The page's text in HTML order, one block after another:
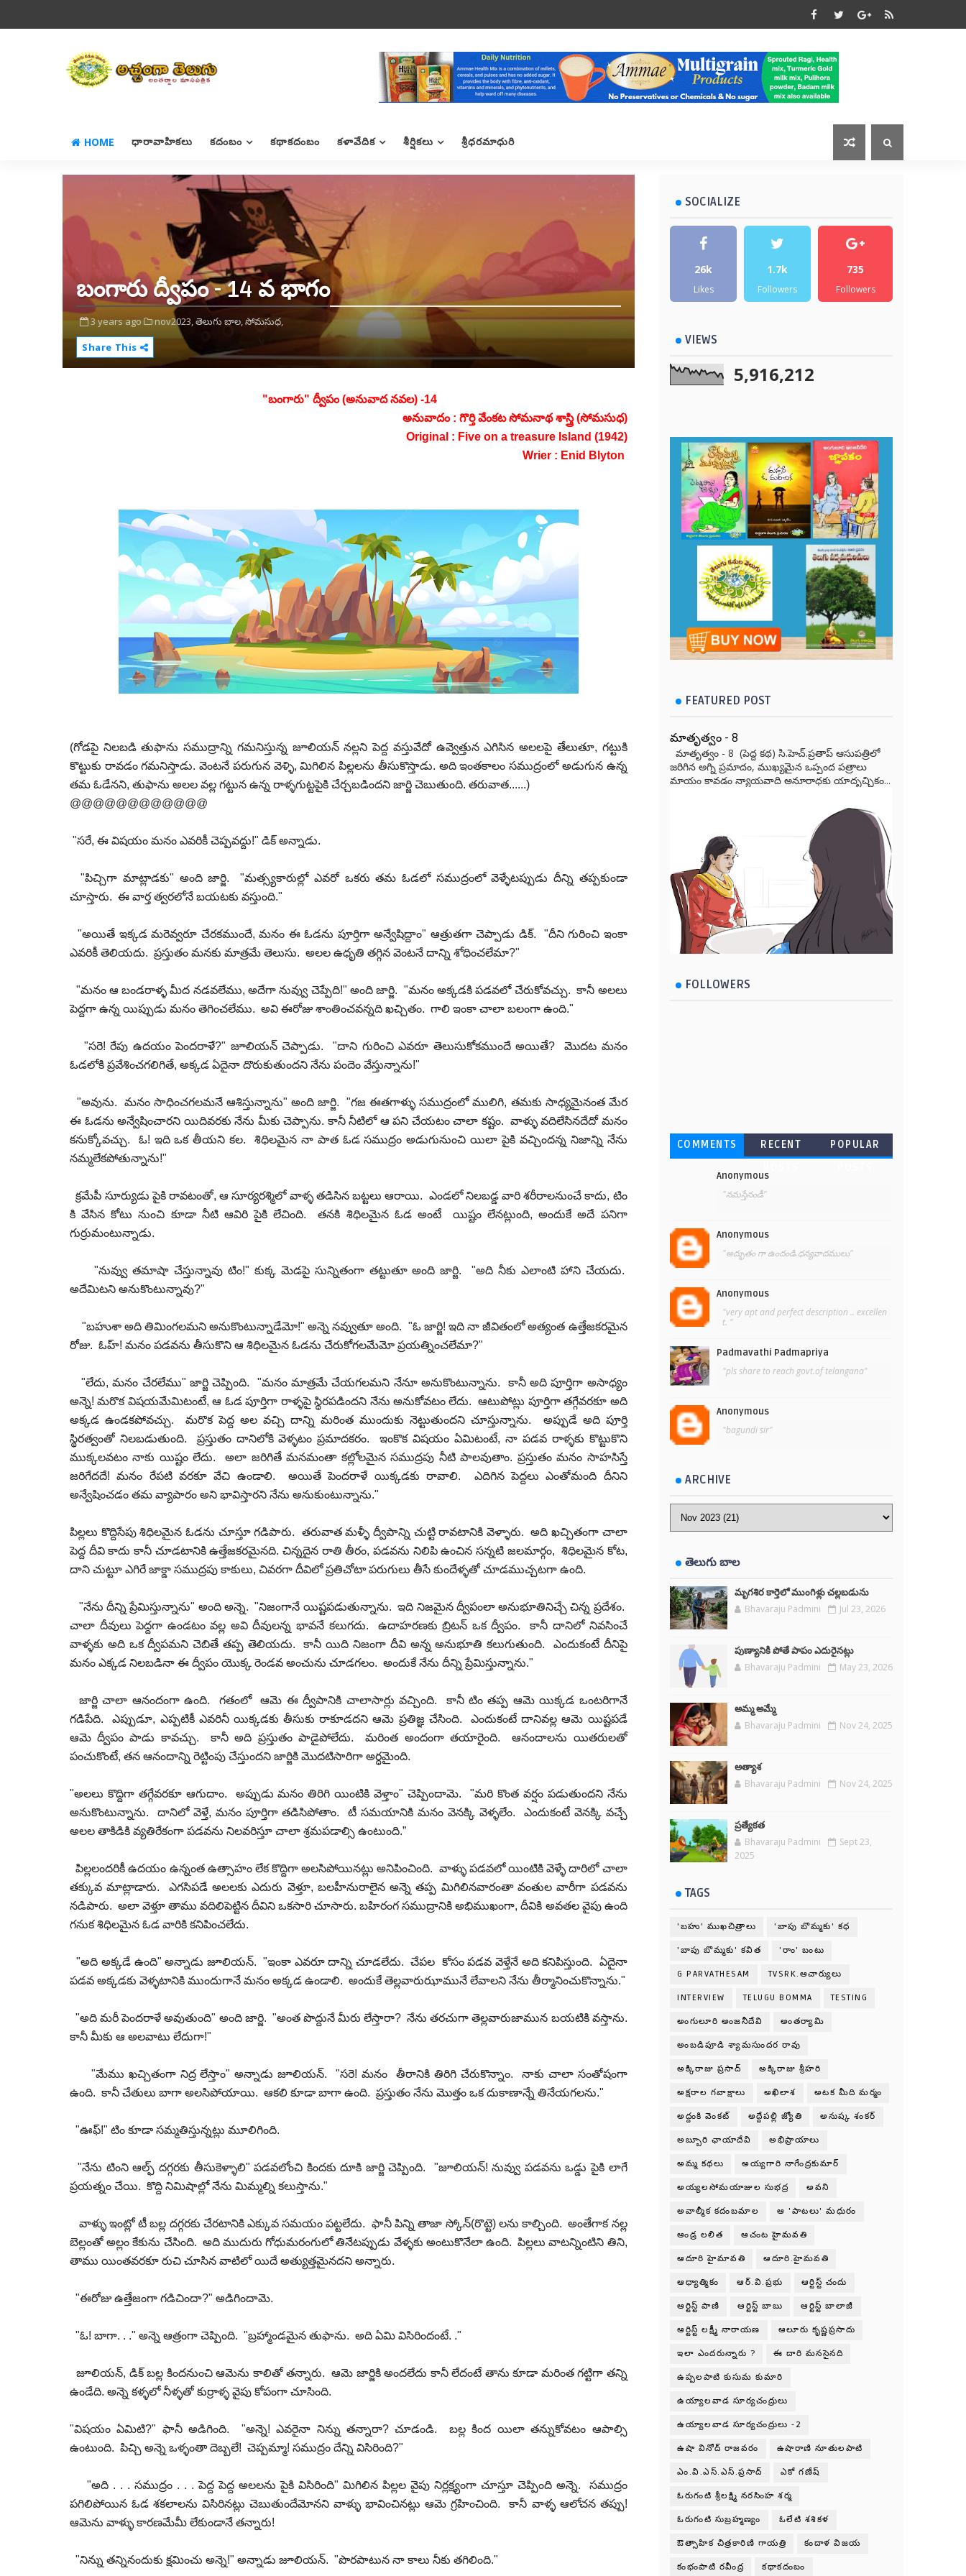
HOME ధారావాహికలు కదంబం కథాకదంబం కళావేదిక శీర్షికలు శ్రీధరమాధురి
బంగారు ద్వీపం - 14 వ భాగం
3 years ago nov2023,తెలుగు బాల,సోమసుధ,
Share This
"బంగారు" ద్వీపం (అనువాద నవల) -14
అనువాదం : గొర్తి వేంకట సోమనాథ శాస్త్రి (సోమసుధ)
Original : Five on a treasure Island (1942)
Wrier : Enid Blyton
(గోడపై నిలబడి తుఫాను సముద్రాన్ని గమనిస్తున్న జూలియన్ నల్లని పెద్ద వస్తువేదో ఉవ్వెత్తున ఎగిసిన అలలపై తేలుతూ, గట్టుకి
కొట్టుకు రావడం గమనిస్తాడు. వెంటనే పరుగున వెళ్ళి, మిగిలిన పిల్లలను తీసుకొస్తాడు. అది ఇంతకాలం సముద్రంలో అడుగున ఉన్న
తమ ఓడేనని, తుఫాను అలల వల్ల గట్టున ఉన్న రాళ్ళగుట్టపైకి చేర్చబడిందని జార్జి చెబుతుంది. తరువాత......)
@@@@@@@@@@@@
"సరే, ఈ విషయం మనం ఎవరికీ చెప్పవద్దు!" డిక్ అన్నాడు.
"పిచ్చిగా మాట్లాడకు" అంది జార్జి. "మత్స్యకారుల్లో ఎవరో ఒకరు తమ ఓడలో సముద్రంలో వెళ్ళేటప్పుడు దీన్ని తప్పకుండా
చూస్తారు. ఈ వార్త త్వరలోనే బయటకు వస్తుంది."
"అయితే ఇక్కడ మరెవ్వరూ చేరకముందే, మనం ఈ ఓడను పూర్తిగా అన్వేషిద్దాం" ఆత్రుతగా చెప్పాడు డిక్. "దీని గురించి ఇంకా
ఎవరికీ తెలియదు. ప్రస్తుతం మనకు మాత్రమే తెలుసు. అలల ఉధృతి తగ్గిన వెంటనే దాన్ని శోధించలేమా?"
"మనం ఆ బండరాళ్ళ మీద నడవలేము, అదేగా నువ్వు చెప్పేది!" అంది జార్జి. "మనం అక్కడకి పడవలో చేరుకోవచ్చు. కానీ అలలు
పెద్దగా ఉన్న యిప్పుడు మనం తెగించలేము. అవి ఈరోజు శాంతించవన్నది ఖచ్చితం. గాలి ఇంకా చాలా బలంగా ఉంది."
"సరె! రేపు ఉదయం పెందరాళే?" జూలియన్ చెప్పాడు. "దాని గురించి ఎవరూ తెలుసుకోకముందే అయితే? మొదట మనం
ఓడలోకి ప్రవేశించగలిగితే, అక్కడ ఏదైనా దొరుకుతుందని నేను పందెం వేస్తున్నాను!"
"అవును. మనం సాధించగలమనే ఆశిస్తున్నాను" అంది జార్జి. "గజ ఈతగాళ్ళు సముద్రంలో ములిగి, తమకు సాధ్యమైనంత మేర
ఈ ఓడను అన్వేషించారని యిదివరకు నేను మీకు చెప్పాను. కానీ నీటిలో ఆ పని చేయటం చాలా కష్టం. వాళ్ళు వదిలేసినదేదో మనం
కనుక్కోవచ్చు. ఓ! ఇది ఒక తీయని కల. శిధిలమైన నా పాత ఓడ సముద్రం అడుగునుంచి యిలా పైకి వచ్చిందన్న నిజాన్ని నేను
నమ్మలేకపోతున్నాను!"
క్రమేపీ సూర్యుడు పైకి రావటంతో, ఆ సూర్యరశ్మిలో వాళ్ళ తడిసిన బట్టలు ఆరాయి. ఎండలో నిలబడ్డ వారి శరీరాలనుంచే కాదు, టిం
కి వేసిన కోటు నుంచి కూడా నీటి ఆవిరి పైకి లేచింది. తనకి శిధిలమైన ఓడ అంటే యిష్టం లేనట్లుంది, అందుకే అదే పనిగా
గుర్రుమంటున్నాడు.
"నువ్వు తమాషా చేస్తున్నావు టిం!" కుక్క మెడపై సున్నితంగా తట్టుతూ అంది జార్జి. "అది నీకు ఎలాంటి హాని చేయదు.
అదేమిటని అనుకొంటున్నావు?"
"బహుశా అది తిమింగలమని అనుకొంటున్నాడేమో!" అన్నె నవ్వుతూ అంది. "ఓ జార్జి! ఇది నా జీవితంలో అత్యంత ఉత్తేజకరమైన
రోజు. ఓహ్! మనం పడవను తీసుకొని ఆ శిధిలమైన ఓడను చేరుకోగలమేమో ప్రయత్నించలేమా?"
"లేదు, మనం చేరలేము" జార్జి చెప్పింది. "మనం మాత్రమే చేయగలమని నేనూ అనుకొంటున్నాను. కానీ అది పూర్తిగా అసాధ్యం
అన్నె! మరొక విషయమేమిటంటే, ఆ ఓడ పూర్తిగా రాళ్ళపై స్థిరపడిందని నేను అనుకోవటం లేదు. ఆటుపోట్లు పూర్తిగా తగ్గేవరకూ అది
అక్కడ ఉండకపోవచ్చు. మరొక పెద్ద అల వచ్చి దాన్ని మరింత ముందుకు నెట్టుతుందని చూస్తున్నాను. అప్పుడే అది పూర్తి
స్థిరత్వంతో నిలబడుతుంది. ప్రస్తుతం దానిలోకి వెళ్ళటం ప్రమాదకరం. ఇంకొక విషయం ఏమిటంటే, నా పడవ రాళ్ళకు కొట్టుకొని
ముక్కలవటం నాకు యిష్టం లేదు. అలా జరిగితే మనమంతా కల్లోలమైన సముద్రపు నీటి పాలవుతాం. ప్రస్తుతం మనం సాహసిస్తే
జరిగేదదే! మనం రేపటి వరకూ వేచి ఉండాలి. అయితే పెందరాళే యిక్కడకు రావాలి. ఎదిగిన పెద్దలు ఎంతోమంది దీనిని
అన్వేషించడం తమ వ్యాపారం అని భావిస్తారని నేను అనుకుంటున్నాను."
పిల్లలు కొద్దిసేపు శిధిలమైన ఓడను చూస్తూ గడిపారు. తరువాత మళ్ళీ ద్వీపాన్ని చుట్టి రావటానికి వెళ్ళారు. అది ఖచ్చితంగా చాలా
పెద్ద దీవి కాదు కానీ చూడటానికి ఉత్తేజకరమైనది. చిన్నదైన రాతి తీరం, పడవను నిలిపి ఉంచిన సన్నటి జలమార్గం, శిధిలమైన కోట,
దాని చుట్టూ ఎగిరే జాక్డా సముద్రపు కాకులు, చివరగా దీవిలో ప్రతిచోటా పరుగులు తీసే కుందేళ్ళతో చూడముచ్చటగా ఉంది.
"నేను దీన్ని ప్రేమిస్తున్నాను" అంది అన్నె. "నిజంగానే యిష్టపడుతున్నాను. ఇది నిజమైన ద్వీపంలా అనుభూతినిచ్చే చిన్న ప్రదేశం.
చాలా దీవులు పెద్దగా ఉండటం వల్ల అవి దీవులన్న భావనే కలుగదు. ఉదాహరణకు బ్రిటన్ ఒక ద్వీపం. కానీ దానిలో నివసించే
వాళ్ళకు అది ఒక ద్వీపమని చెబితే తప్ప తెలియదు. కానీ యిది నిజంగా దీవి అన్న అనుభూతి కలుగుతుంది. ఎందుకంటే దీనిపై
మనం ఎక్కడ నిలబడినా ఈ ద్వీపం యొక్క రెండవ అంచును చూడగలం. అందుకే నేను దీన్ని ప్రేమిస్తున్నాను."
జార్జి చాలా ఆనందంగా ఉంది. గతంలో ఆమె ఈ ద్వీపానికి చాలాసార్లు వచ్చింది. కానీ టిం తప్ప ఆమె యిక్కడ ఒంటరిగానే
గడిపేది. ఎప్పుడూ, ఎప్పటికీ ఎవరినీ యిక్కడకు తీసుకు రాకూడదని ఆమె ప్రతిజ్ఞ చేసింది. ఎందుకంటే దానివల్ల ఆమె యిష్టపడే
ఆమె ద్వీపం పాడు కావచ్చు. కానీ అది ప్రస్తుతం పాడైపోలేదు. మరింత అందంగా తయారైంది. ఆనందాలను యితరులతో
పంచుకొంటే, తన ఆనందాన్ని రెట్టింపు చేస్తుందని జార్జికి మొదటిసారిగా అర్ధమైంది.
"అలలు కొద్దిగా తగ్గేవరకూ ఆగుదాం. అప్పుడు మనం తిరిగి యింటికి వెళ్తాం" చెప్పిందామె. "మరి కొంత వర్షం పడుతుందని నేను
అనుకొంటున్నాను. దానిలో వెళ్తే, మనం పూర్తిగా తడిసిపోతాం. టీ సమయానికి మనం వెనక్కి వెళ్ళలేం. ఎందుకంటే వెనక్కి వచ్చే
అలల తాకిడికి వ్యతిరేకంగా పడవను నిలవరిస్తూ చాలా శ్రమపడాల్సి ఉంటుంది.”
పిల్లలందరికీ ఉదయం ఉన్నంత ఉత్సాహం లేక కొద్దిగా అలసిపోయినట్లు అనిపించింది. వాళ్ళు పడవలో యింటికి వెళ్ళే దారిలో చాలా
తక్కువ మాట్లాడారు. ఎగసిపడే అలలకు ఎదురు వెళ్తూ, బలహీనురాలైన అన్నె తప్ప మిగిలినవారంతా వంతుల వారీగా పడవను
నడిపారు. అలా వెళ్తూ తాము వదిలిపెట్టిన దీవిని ఒకసారి చూసారు. బహిరంగ సముద్రానికి అభిముఖంగా, దీవికి అవతల వైపు ఉంది
గనుక శిధిలమైన ఓడ వారికి కనిపించలేదు.
"అది అక్కడే ఉంది" అన్నాడు జూలియన్. "ఇంకా ఎవరూ దాన్ని చూడలేదు. చేపల కోసం పడవ వెళ్తేనే అది కనిపిస్తుంది. ఏదైనా
పడవ అక్కడకు వెళ్ళటానికి ముందుగానే మనం అక్కడ ఉండాలి. అందుకే తెల్లవారుఝామునే లేవాలని నేను తీర్మానించుకొన్నాను."
"అది మరీ పెందరాళే అవుతుంది" అంది జార్జి. "అంత పొద్దునే మీరు లేస్తారా? నేను తరచుగా తెల్లవారుజామున బయటికి వస్తాను.
కానీ మీకు ఆ అలవాటు లేదుగా!"
"మేము ఖచ్చితంగా నిద్ర లేస్తాం" అన్నాడు జూలియన్. "సరె! మనం తీరానికి తిరిగి చేరుకొన్నాం. నాకు చాలా సంతోషంగా
ఉంది. కానీ చేతులు బాగా అలసిపోయాయి. ఆకలి కూడా బాగా ఉంది. ప్రస్తుతం నేను మొత్తం ఒక దుకాణాన్నే తినేయగలను."
"ఊఫ్!" టిం కూడా సమ్మతిస్తున్నట్లు మూలిగింది.
"నేను టింని ఆల్ఫ్ దగ్గరకు తీసుకెళ్ళాలి" పడవలోంచి కిందకు దూకి జార్జి చెప్పింది. "జూలియన్! నువ్వు పడవను ఒడ్డు పైకి లాగే
ప్రయత్నం చేయి. కొద్ది నిమిషాల్లో నేను మిమ్మల్ని కలుస్తాను."
వాళ్ళు ఇంట్లో టీ బల్ల దగ్గరకు చేరటానికి ఎక్కువ సమయం పట్టలేదు. ఫానీ పిన్ని తాజా స్కోన్(రొట్టె) లను కాల్చింది. అంతేగాక నల్ల
బెల్లంతో అల్లం కేకును చేసింది. అది ముదురు గోధుమరంగులో తినేటప్పుడు వేళ్ళకు అంటుకొనేలా ఉంది. పిల్లలు వాటన్నింటిని తిని,
తాము యింతవరకూ రుచి చూసిన వాటిలో యిదే అత్యుత్తమైనదని అన్నారు.
"ఈరోజు ఉత్తేజంగా గడిచిందా?" అడిగిందామె.
"ఓ! బాగా. . ." అన్నె ఆత్రంగా చెప్పింది. "బ్రహ్మాండమైన తుఫాను. అది ఏమి విసిరిందంటే. ."
జూలియన్, డిక్ బల్ల కిందనుంచి ఆమెను కాలితో తన్నారు. ఆమె జార్జికి అందలేదు కానీ లేదంటే తాను కూడా మరింత గట్టిగా తన్ని
ఉండేది. అన్నె కళ్ళలో నీళ్ళతో కుర్రాళ్ళ వైపు కోపంగా చూసింది.
"విషయం ఏమిటి?" ఫానీ అడిగింది. "అన్నె! ఎవరైనా నిన్ను తన్నారా? చూడండి. బల్ల కింద యిలా తన్నుకోవటం ఆపాల్సి
ఉంటుంది. పిచ్చి అన్నె ఒళ్ళంతా దెబ్బలే! చెప్పమ్మా! సముద్రం దేన్ని విసిరింది?"
"అది . . . సముద్రం . . . పెద్ద పెద్ద అలలను పైకి విసిరింది" మిగిలిన పిల్లల వైపు నిర్లక్ష్యంగా చూస్తూ చెప్పింది అన్నె. సముద్రం
పగిలిపోయిన ఓడ శకలాలను విసిరినట్లు చెబుతుందేమోనని వాళ్ళు భావించినట్లు ఆమె గ్రహించింది. కానీ వాళ్ళ ఆలోచన తప్పు!
ఆమెను వాళ్ళు కారణమేమీ లేకుండానే తన్నారు!
"నిన్ను తన్నినందుకు క్షమించు అన్నె!" అన్నాడు జూలియన్. "పొరపాటున నా కాలు నీకు తగిలింది."
SOCIALIZE
26k
Likes
1.7k
Followers
735
Followers
VIEWS
5,916,212
FEATURED POST
మాతృత్వం - 8
మాతృత్వం - 8 (పెద్ద కథ) సి.హెచ్.ప్రతాప్ ఆసుపత్రిలో
జరిగిన అగ్ని ప్రమాదం, ముఖ్యమైన ఒప్పంద పత్రాలు
మాయం కావడం న్యాయవాది అనూరాధకు యాదృచ్ఛికం...
FOLLOWERS
COMMENTS
RECENT
POPULAR
Anonymous
"నమస్తేనండీ"
Anonymous
"అద్భుతం గా ఉందండి.ధన్యవాదములు"
Anonymous
"very apt and perfect description .. excellen
t. "
Padmavathi Padmapriya
"pls share to reach govt.of telangana"
Anonymous
"bagundi sir"
ARCHIVE
తెలుగు బాల
మృగశిర కార్తెలో ముంగిళ్లు చల్లబడును
Bhavaraju Padmini Jul 23, 2026
పుణ్యానికి పోతే పాపం ఎదురైనట్లు
Bhavaraju Padmini May 23, 2026
అమ్మ అమ్మే
Bhavaraju Padmini Nov 24, 2025
అత్యాశ
Bhavaraju Padmini Nov 24, 2025
ప్రత్యేకత
Bhavaraju Padmini
Sept 23,
2025
TAGS
'బహు' ముఖచిత్రాలు 'బాపు బొమ్మకు' కధ
'బాపు బొమ్మకు' కవిత 'రాం' బంటు
G PARVATHESAM TVSRK.ఆచార్యులు
INTERVIEW TELUGU BOMMA TESTING
అంగులూరి అంజనీదేవి అంతర్యామి
అంబడిపూడి శ్యామసుందర రావు
అక్కిరాజు ప్రసాద్ అక్కిరాజు శ్రీహరి
అక్షరాల గవాక్షాలు అఖిలాశ అటక మీది మర్మం
అద్దంకి వెంకట్ అద్దేపల్లి జ్యోతి అనుష్క శంకర్
అబ్బూరి ఛాయాదేవి అభిప్రాయాలు
అమ్మ కథలు అయ్యగారి నాగేంద్రకుమార్
అయ్యలసోమయాజుల సుభద్ర అవని
అవాల్మీక కదంబమాల ఆ 'పాటలు' మధురం
ఆండ్ర లలిత ఆచంట హైమవతి
ఆదూరి హైమావతి ఆదూరి.హైమవతి
ఆధ్యాత్మికం ఆర్.వి.ప్రభు ఆర్టిస్ట్ చందు
ఆర్టిస్ట్ పాణి ఆర్టిస్ట్ బాబు ఆర్టిస్ట్ బాలాజీ
ఆర్టిస్ట్ లక్ష్మీ నారాయణ ఆలూరు కృష్ణప్రసాదు
ఇలా ఎందరున్నారు ? ఈ దారి మనసైనది
ఉప్పలపాటి కుసుమ కుమారి
ఉయ్యాలవాడ సూర్యచంద్రులు
ఉయ్యాలవాడ సూర్యచంద్రులు -2
ఉషా వినోద్ రాజవరం ఉషారాణి నూతులపాటి
ఎం.వి.ఎస్.ఎస్.ప్రసాద్ ఎకో గణేష్
ఓరుగంటి శ్రీలక్ష్మి నరసింహ శర్మ
ఓరుగంటి సుబ్రహ్మణ్యం ఓలేటి శశికళ
ఔత్సాహిక చిత్రకారిణి గాయత్రి కందాళ విజయ
కంభంపాటి రవీంద్ర కథాకదంబం